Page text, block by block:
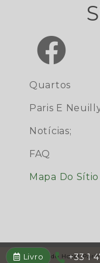
Livro +33 1
Quartos
Paris E
Notícias;
FAQ
Mapa Do Sítio
Site Oficial do Hotel